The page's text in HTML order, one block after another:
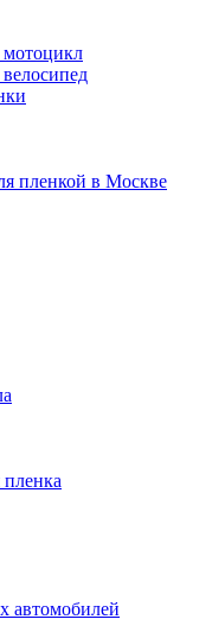
мотоцикл
пленкой в Москве
автомобилей